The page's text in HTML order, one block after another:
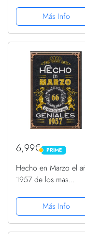
Más Info
6,99€ PRIME
PRIME
Hecho en Marzo el
1957 de los mas
Cuaderno
66 años regalos Feliz
1957 cumpleaños
Más Info